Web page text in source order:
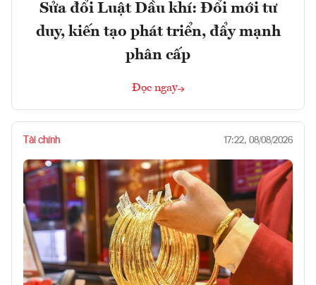
Sửa đổi Luật Dầu khí: Đổi mới tư
duy, kiến tạo phát triển, đẩy mạnh
phân cấp
Đọc ngay
Tài chính 17:22, 08/08/2026